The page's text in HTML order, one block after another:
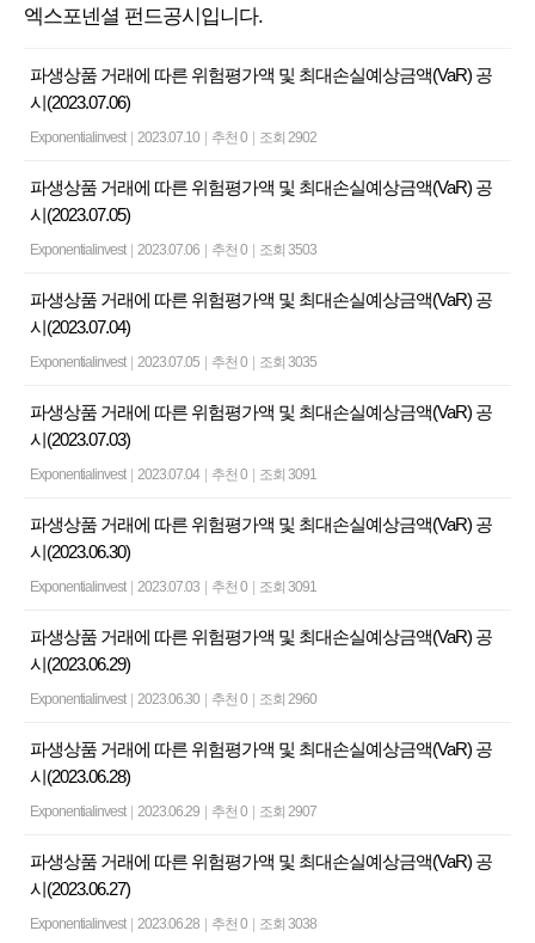
엑스포넨셜 펀드공시입니다.
파생상품 거래에 따른 위험평가액 및 최대손실예상금액(VaR) 공
시(2023.07.06)
Exponentialinvest 2023.07.10 추천 0 조회 2902
파생상품 거래에 따른 위험평가액 및 최대손실예상금액(VaR) 공
시(2023.07.05)
Exponentialinvest 2023.07.06 추천 0 조회 3503
파생상품 거래에 따른 위험평가액 및 최대손실예상금액(VaR) 공
시(2023.07.04)
Exponentialinvest 2023.07.05 추천 0 조회 3035
파생상품 거래에 따른 위험평가액 및 최대손실예상금액(VaR) 공
시(2023.07.03)
Exponentialinvest 2023.07.04 추천 0 조회 3091
파생상품 거래에 따른 위험평가액 및 최대손실예상금액(VaR) 공
시(2023.06.30)
Exponentialinvest 2023.07.03 추천 0 조회 3091
파생상품 거래에 따른 위험평가액 및 최대손실예상금액(VaR) 공
시(2023.06.29)
Exponentialinvest 2023.06.30 추천 0 조회 2960
파생상품 거래에 따른 위험평가액 및 최대손실예상금액(VaR) 공
시(2023.06.28)
Exponentialinvest 2023.06.29 추천 0 조회 2907
파생상품 거래에 따른 위험평가액 및 최대손실예상금액(VaR) 공
시(2023.06.27)
Exponentialinvest 2023.06.28 추천 0 조회 3038